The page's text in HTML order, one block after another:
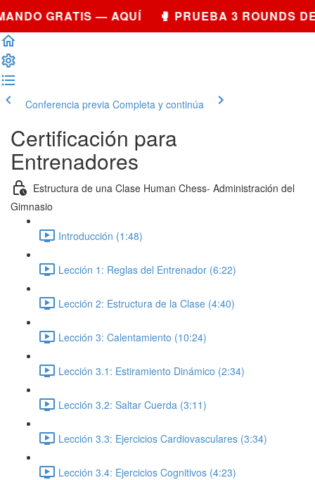
GRATIS — AQUÍ 🥊 PRUEBA 3 ROUNDS
Conferencia previa Completa y continúa
Certificación para
Entrenadores
Estructura de una Clase Human Chess- Administración del
Gimnasio
Introducción (1:48)
Lección 1: Reglas del Entrenador (6:22)
Lección 2: Estructura de la Clase (4:40)
Lección 3: Calentamiento (10:24)
Lección 3.1: Estiramiento Dinámico (2:34)
Lección 3.2: Saltar Cuerda (3:11)
Lección 3.3: Ejercicios Cardiovasculares (3:34)
Lección 3.4: Ejercicios Cognitivos (4:23)